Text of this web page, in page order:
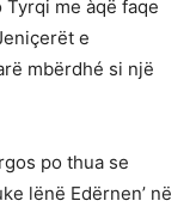
me àqë faqe
e
mbërdhé si një
po thua se
lënë Edërnen’ në